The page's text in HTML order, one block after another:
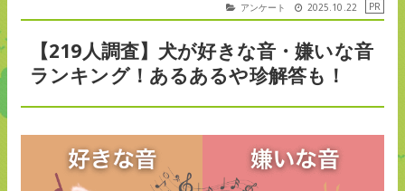
アンケート 2025.10.22
【219人調査】犬が好きな音・嫌いな音
ランキング！あるあるや珍解答も！